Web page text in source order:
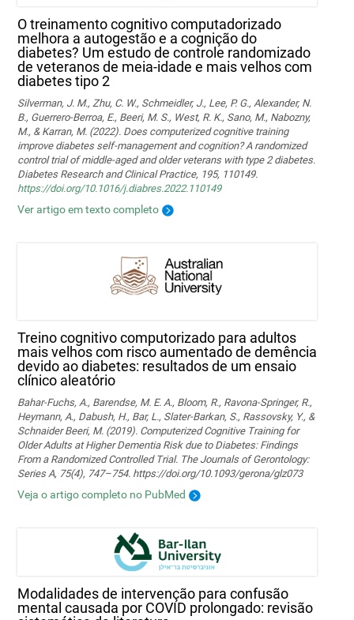
O treinamento cognitivo computadorizado
melhora a autogestão e a cognição do
diabetes? Um estudo de controle randomizado
de veteranos de meia-idade e mais velhos com
diabetes tipo 2
Silverman, J. M., Zhu, C. W., Schmeidler, J., Lee, P. G., Alexander, N.
B., Guerrero-Berroa, E., Beeri, M. S., West, R. K., Sano, M., Nabozny,
M., & Karran, M. (2022). Does computerized cognitive training
improve diabetes self-management and cognition? A randomized
control trial of middle-aged and older veterans with type 2 diabetes.
Diabetes Research and Clinical Practice, 195, 110149.
https://doi.org/10.1016/j.diabres.2022.110149
Ver artigo em texto completo
Treino cognitivo computorizado para adultos
mais velhos com risco aumentado de demência
devido ao diabetes: resultados de um ensaio
clínico aleatório
Bahar-Fuchs, A., Barendse, M. E. A., Bloom, R., Ravona-Springer, R.,
Heymann, A., Dabush, H., Bar, L., Slater-Barkan, S., Rassovsky, Y., &
Schnaider Beeri, M. (2019). Computerized Cognitive Training for
Older Adults at Higher Dementia Risk due to Diabetes: Findings
From a Randomized Controlled Trial. The Journals of Gerontology:
Series A, 75(4), 747–754. https://doi.org/10.1093/gerona/glz073
Veja o artigo completo no PubMed
Modalidades de intervenção para confusão
mental causada por COVID prolongado: revisão